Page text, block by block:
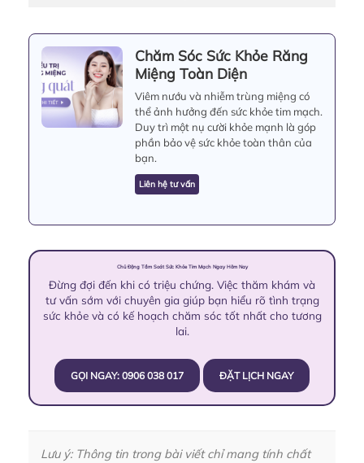
Chăm Sóc Sức Khỏe Răng
Miệng Toàn Diện
Viêm nướu và nhiễm trùng miệng có
thể ảnh hưởng đến sức khỏe tim mạch.
Duy trì một nụ cười khỏe mạnh là góp
phần bảo vệ sức khỏe toàn thân của
bạn.
Liên hệ tư vấn
Chủ Động Tầm Soát Sức Khỏe Tim Mạch Ngay Hôm Nay
Đừng đợi đến khi có triệu chứng. Việc thăm khám và
tư vấn sớm với chuyên gia giúp bạn hiểu rõ tình trạng
sức khỏe và có kế hoạch chăm sóc tốt nhất cho tương
lai.
GỌI NGAY: 0906 038 017 ĐẶT LỊCH NGAY
Lưu ý: Thông tin trong bài viết chỉ mang tính chất